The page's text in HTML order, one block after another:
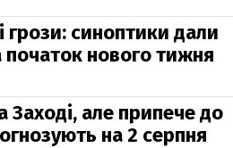
грози: синоптики дали
початок нового тижня
але припече до
на 2 серпня